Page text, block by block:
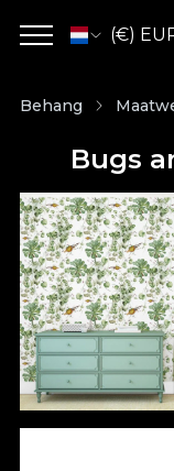
(€)
Behang
Bugs